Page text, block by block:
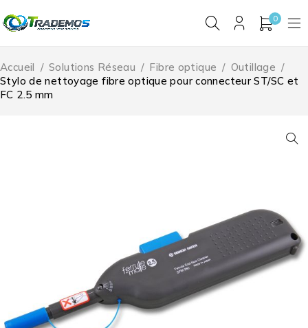
0
Accueil / Solutions Réseau / Fibre optique / Outillage /
Stylo de nettoyage fibre optique pour connecteur ST/SC et
FC 2.5 mm